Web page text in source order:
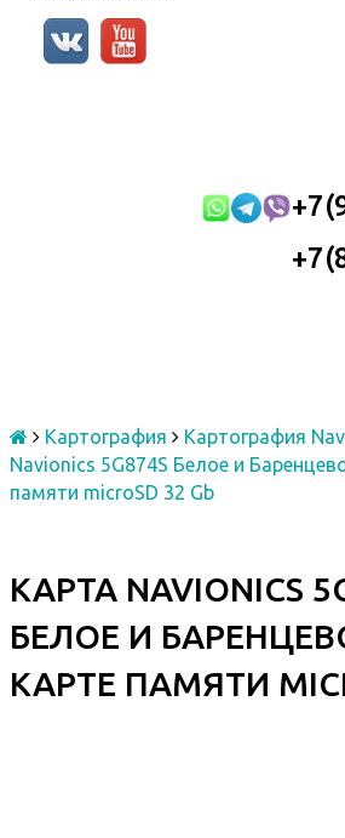
Картография Картография
Navionics 5G874S Белое и
памяти microSD 32 Gb
КАРТА NAVIONICS
БЕЛОЕ И
КАРТЕ ПАМЯТИ